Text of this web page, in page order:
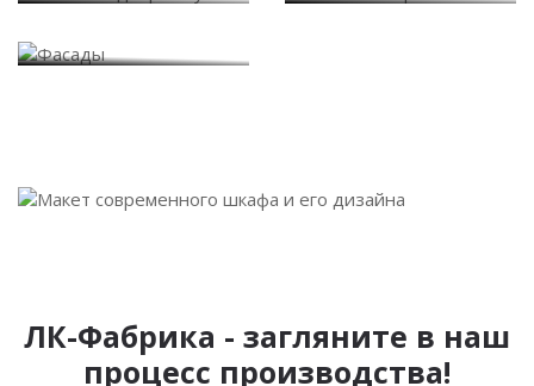
ЛК-Фабрика - загляните в наш
процесс производства!